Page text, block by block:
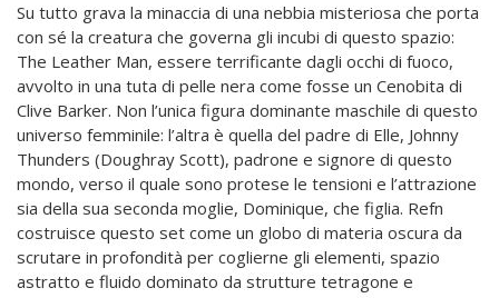
Su tutto grava la minaccia di una nebbia misteriosa che porta
con sé la creatura che governa gli incubi di questo spazio:
The Leather Man, essere terrificante dagli occhi di fuoco,
avvolto in una tuta di pelle nera come fosse un Cenobita di
Clive Barker. Non l’unica figura dominante maschile di questo
universo femminile: l’altra è quella del padre di Elle, Johnny
Thunders (Doughray Scott), padrone e signore di questo
mondo, verso il quale sono protese le tensioni e l’attrazione
sia della sua seconda moglie, Dominique, che figlia. Refn
costruisce questo set come un globo di materia oscura da
scrutare in profondità per coglierne gli elementi, spazio
astratto e fluido dominato da strutture tetragone e